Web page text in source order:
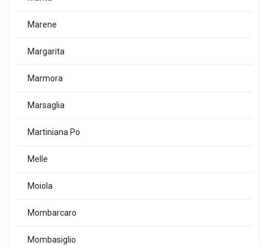
Marene
Margarita
Marmora
Marsaglia
Martiniana Po
Melle
Moiola
Mombarcaro
Mombasiglio